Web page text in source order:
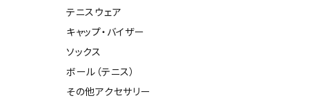
テニスウェア
キャップ・バイザー
ソックス
ボール（テニス）
その他アクセサリー